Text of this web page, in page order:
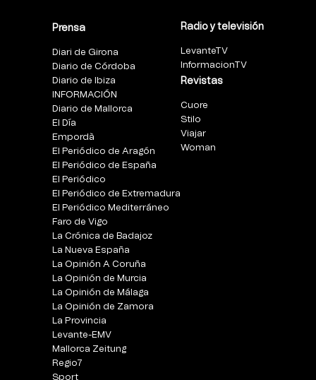
Prensa
Diari de Girona
Diario de Córdoba
Diario de Ibiza
INFORMACIÓN
Diario de Mallorca
El Día
Empordà
El Periódico de Aragón
El Periódico de España
El Periódico
El Periódico de Extremadura
El Periódico Mediterráneo
Faro de Vigo
La Crónica de Badajoz
La Nueva España
La Opinión A Coruña
La Opinión de Murcia
La Opinión de Málaga
La Opinión de Zamora
La Provincia
Levante-EMV
Mallorca Zeitung
Regio7
Sport
Radio y televisión
LevanteTV
InformacionTV
Revistas
Cuore
Stilo
Viajar
Woman